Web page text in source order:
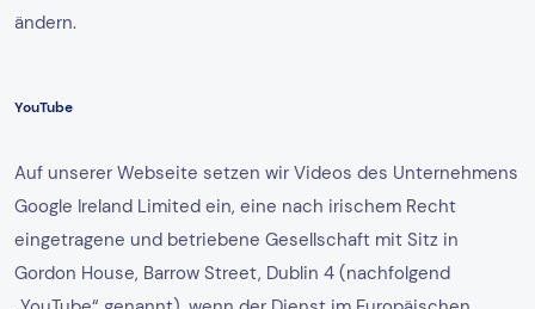
ändern.
YouTube
Auf unserer Webseite setzen wir Videos des Unternehmens
Google Ireland Limited ein, eine nach irischem Recht
eingetragene und betriebene Gesellschaft mit Sitz in
Gordon House, Barrow Street, Dublin 4 (nachfolgend